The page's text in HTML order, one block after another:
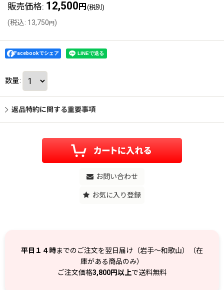
販売価格: 12,500 円 (税別)
(税込: 13,750 円 )
Facebookでシェア
数量:
返品特約に関する重要事項
お問い合わせ
お気に入り登録
平日１４時までのご注文を翌日届け（岩手～和歌山）（在
庫がある商品のみ）
ご注文価格3,800円以上で送料無料